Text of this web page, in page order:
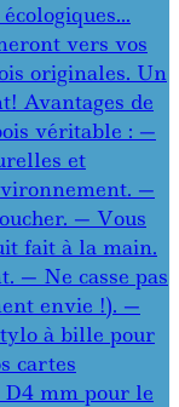
vers vos
originales. Un
Avantages de
véritable : —
et
—
— Vous
fait à la main.
— Ne casse pas
envie !). —
à bille pour
cartes
D4 mm pour le